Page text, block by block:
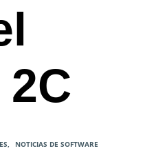
,
NOTICIAS DE SOFTWARE